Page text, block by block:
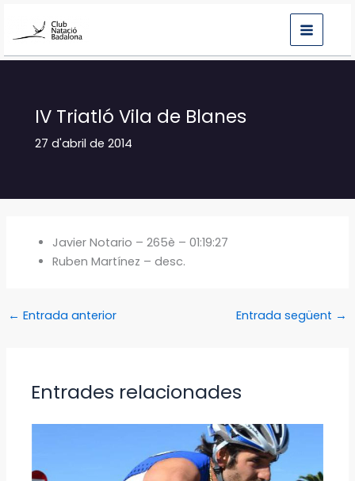
IV Triatló Vila de Blanes
27 d'abril de 2014
Javier Notario – 265è – 01:19:27
Ruben Martínez – desc.
← Entrada anterior Entrada següent →
Entrades relacionades